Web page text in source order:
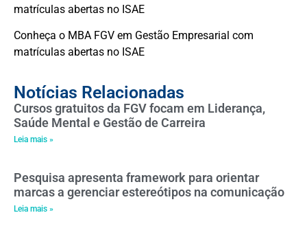
matrículas abertas no ISAE
Conheça o MBA FGV em Gestão Empresarial com
matrículas abertas no ISAE
Notícias Relacionadas
Cursos gratuitos da FGV focam em Liderança,
Saúde Mental e Gestão de Carreira
Leia mais »
Pesquisa apresenta framework para orientar
marcas a gerenciar estereótipos na comunicação
Leia mais »